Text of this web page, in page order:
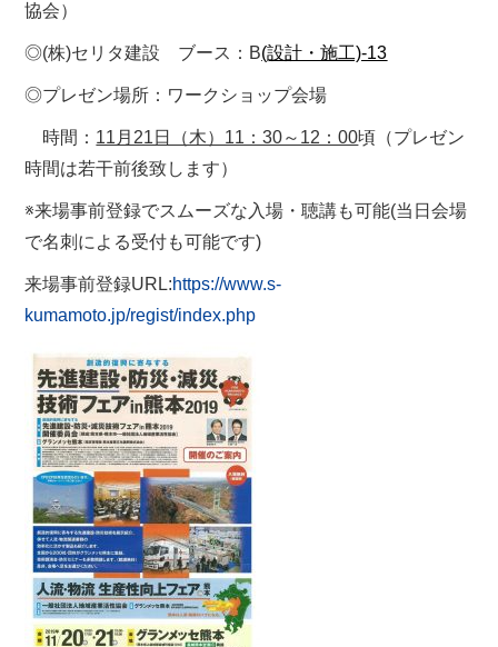
協会）
◎(株)セリタ建設 ブース：B(設計・施工)-13
◎プレゼン場所：ワークショップ会場
時間： 11月21日（木）11：30～12：00頃（プレゼン
時間は若干前後致します）
※来場事前登録でスムーズな入場・聴講も可能(当日会場
で名刺による受付も可能です)
来場事前登録URL:https://www.s-
kumamoto.jp/regist/index.php